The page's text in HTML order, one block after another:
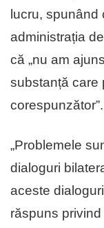
lucru,
administrația
că „nu am
substanță care
corespunzător”.
„Problemele
dialoguri
aceste
răspuns